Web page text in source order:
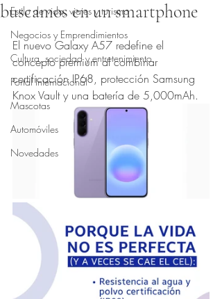
Estilo de vida, viajes y turismo
Negocios y Emprendimientos
Cultura, sociedad y entretenimiento
Portal Internacional
Mascotas
Automóviles
Novedades
buscamos en un smartphone
Obtuvo NaN de 5 estrellas.
El nuevo Galaxy A57 redefine el
concepto premium al combinar
certificación IP68, protección Samsung
Knox Vault y una batería de 5,000mAh.